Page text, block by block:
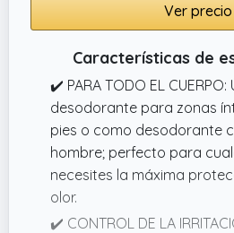
Ver precio
Características de
✔️ PARA TODO EL
desodorante para zonas
pies o como desodorante
hombre; perfecto para
necesites la máxima
olor.
✔️ CONTROL DE LA